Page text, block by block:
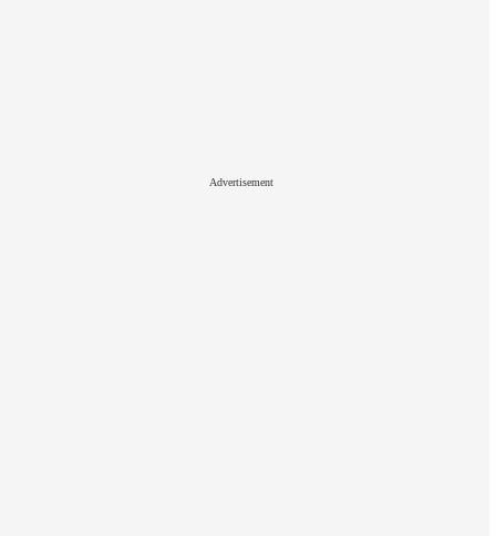
Advertisement